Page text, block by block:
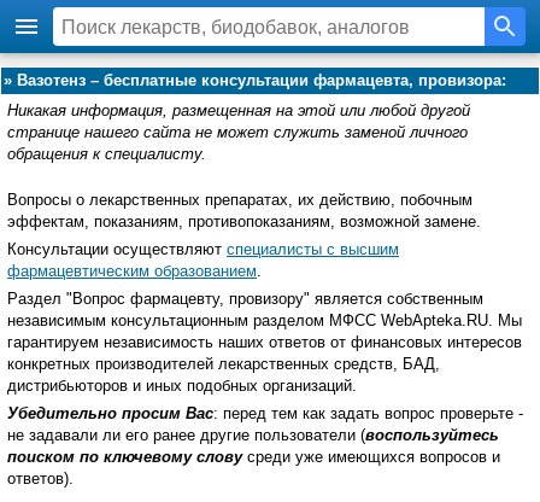
» Вазотенз – бесплатные консультации фармацевта, провизора:
Никакая информация, размещенная на этой или любой другой
странице нашего сайта не может служить заменой личного
обращения к специалисту.
Вопросы о лекарственных препаратах, их действию, побочным
эффектам, показаниям, противопоказаниям, возможной замене.
Консультации осуществляют специалисты с высшим
фармацевтическим образованием.
Раздел "Вопрос фармацевту, провизору" является собственным
независимым консультационным разделом МФСС WebApteka.RU. Мы
гарантируем независимость наших ответов от финансовых интересов
конкретных производителей лекарственных средств, БАД,
дистрибьюторов и иных подобных организаций.
Убедительно просим Вас: перед тем как задать вопрос проверьте -
не задавали ли его ранее другие пользователи (воспользуйтесь
поиском по ключевому словусреди уже имеющихся вопросов и
ответов).